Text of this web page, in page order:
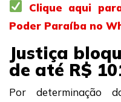
Clique aqui
Poder Paraíba no
Justiça
de até R$
Por determinação